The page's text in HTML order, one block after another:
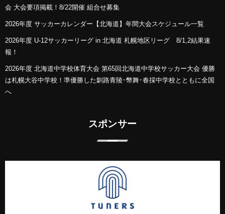
会 大会要項掲載！8/22開催 組合せ募集
2026年度 サッカーカレンダー【北海道】年間大会スケジュール一覧
2026年度 U-12サッカーリーグ in 北海道 札幌地区リーグ 8/1,2結果速
報！
2026年度 北海道中学校体育大会 第65回北海道中学校サッカー大会 優勝
は札幌大谷中学校！準優勝した釧路青陵･幣舞･春採中学校とともに全国
へ
スポンサー